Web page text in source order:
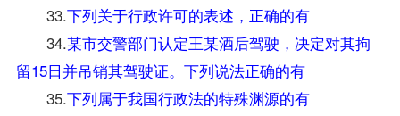
33.下列关于行政许可的表述，正确的有
34.某市交警部门认定王某酒后驾驶，决定对其拘
留15日并吊销其驾驶证。下列说法正确的有
35.下列属于我国行政法的特殊渊源的有